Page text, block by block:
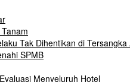
Tak Dihentikan di Tersangka
SPMB
Menyeluruh Hotel